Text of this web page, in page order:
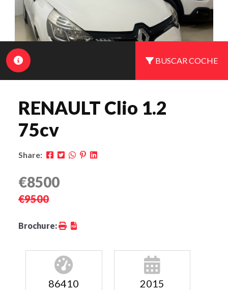
BUSCAR COCHE
RENAULT Clio 1.2
75cv
Share:
€8500
€9500
Brochure:
86410 2015